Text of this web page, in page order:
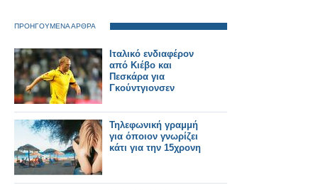
ΠΡΟΗΓΟΥΜΕΝΑ ΑΡΘΡΑ
Ιταλικό ενδιαφέρον
από Κιέβο και
Πεσκάρα για
Γκούντγιονσεν
Τηλεφωνική γραμμή
για όποιον γνωρίζει
κάτι για την 15χρονη